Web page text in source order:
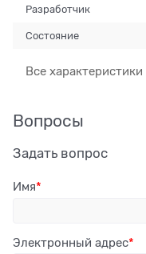
Разработчик
Состояние
Все характеристики
Вопросы
Задать вопрос
Имя
Электронный адрес